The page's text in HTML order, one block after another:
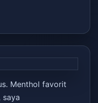
Menthol favorit
saya